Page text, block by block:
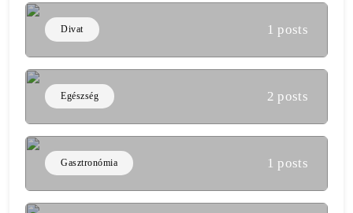
Divat 1 posts
Egészség 2 posts
Gasztronómia 1 posts